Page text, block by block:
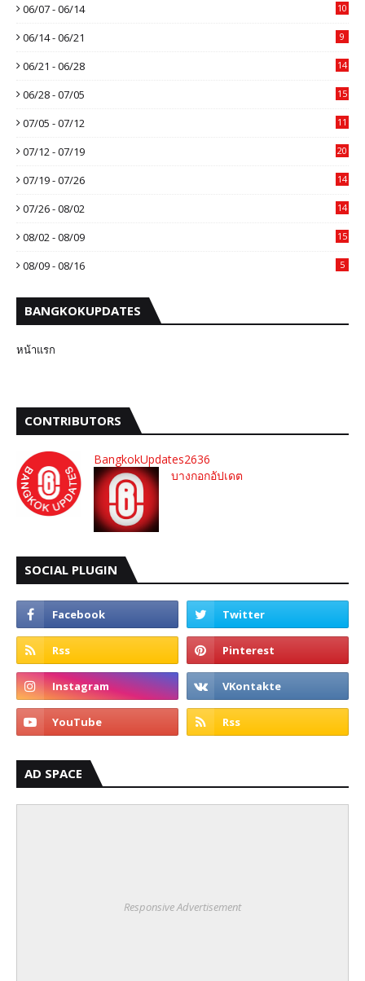
06/07 - 06/14 10
06/14 - 06/21 9
06/21 - 06/28 14
06/28 - 07/05 15
07/05 - 07/12 11
07/12 - 07/19 20
07/19 - 07/26 14
07/26 - 08/02 14
08/02 - 08/09 15
08/09 - 08/16 5
BANGKOKUPDATES
หน้าแรก
CONTRIBUTORS
BangkokUpdates2636
บางกอกอัปเดต
SOCIAL PLUGIN
AD SPACE
Responsive Advertisement